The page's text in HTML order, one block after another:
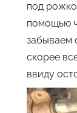
под
помощью
забываем
скорее
ввиду